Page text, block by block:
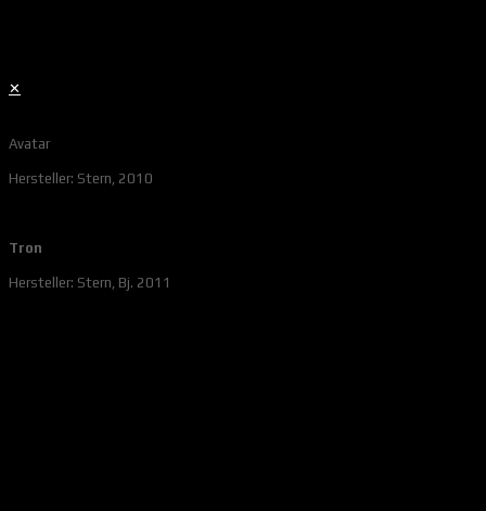
✕
Avatar
Hersteller: Stern, 2010
Tron
Hersteller: Stern, Bj. 2011